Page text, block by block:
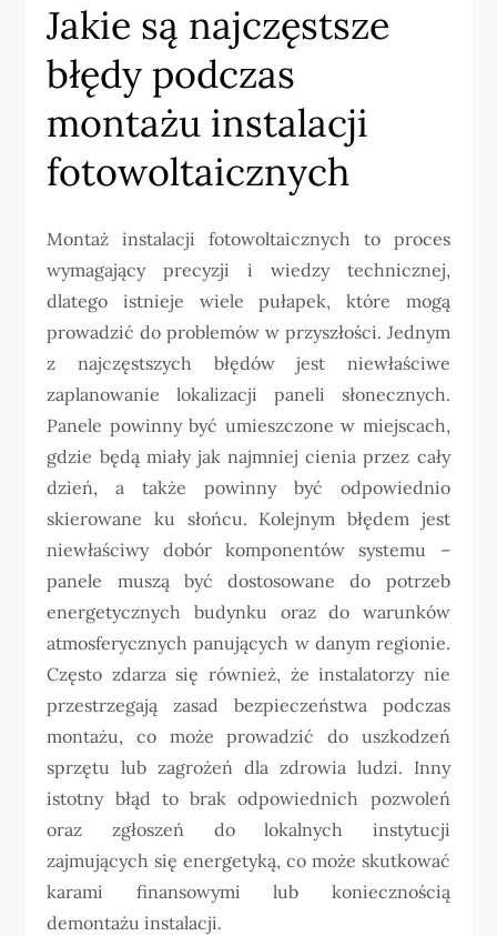
Jakie są najczęstsze
błędy podczas
montażu instalacji
fotowoltaicznych
Montaż instalacji fotowoltaicznych to proces
wymagający precyzji i wiedzy technicznej,
dlatego istnieje wiele pułapek, które mogą
prowadzić do problemów w przyszłości. Jednym
z najczęstszych błędów jest niewłaściwe
zaplanowanie lokalizacji paneli słonecznych.
Panele powinny być umieszczone w miejscach,
gdzie będą miały jak najmniej cienia przez cały
dzień, a także powinny być odpowiednio
skierowane ku słońcu. Kolejnym błędem jest
niewłaściwy dobór komponentów systemu –
panele muszą być dostosowane do potrzeb
energetycznych budynku oraz do warunków
atmosferycznych panujących w danym regionie.
Często zdarza się również, że instalatorzy nie
przestrzegają zasad bezpieczeństwa podczas
montażu, co może prowadzić do uszkodzeń
sprzętu lub zagrożeń dla zdrowia ludzi. Inny
istotny błąd to brak odpowiednich pozwoleń
oraz zgłoszeń do lokalnych instytucji
zajmujących się energetyką, co może skutkować
karami finansowymi lub koniecznością
demontażu instalacji.